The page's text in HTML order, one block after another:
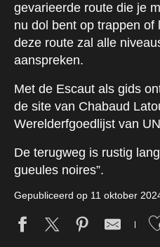
gevarieerde route die je
nu dol bent op trappen of
deze route zal alle
aanspreken.
Met de Escaut als gids
de site van Chabaud
Werelderfgoedlijst van
De terugweg is rustig
gueules noires”.
Gepubliceerd op 11 oktober